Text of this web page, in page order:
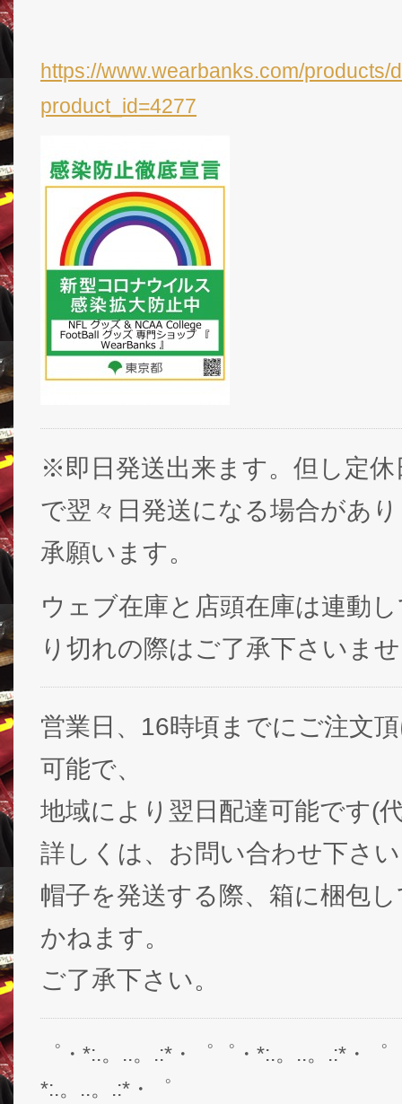
https://www.wearbanks.com/products/
product_id=4277
※即日発送出来ます。但し定休
で翌々日発送になる場合があ
承願います。
ウェブ在庫と店頭在庫は連動
り切れの際はご了承下さいま
営業日、16時頃までにご注文
可能で、
地域により翌日配達可能です(
詳しくは、お問い合わせ下さ
帽子を発送する際、箱に梱包
かねます。
ご了承下さい。
゜・*:.。..。.:*・゜゜・*:.。..。.:*・
*:.。..。.:*・゜